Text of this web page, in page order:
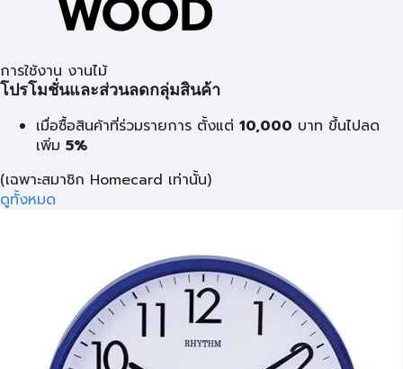
การใช้งาน งานไม้
โปรโมชั่นและส่วนลดกลุ่มสินค้า
เมื่อซื้อสินค้าที่ร่วมรายการ ตั้งแต่ 10,000 บาท ขึ้นไปลด
เพิ่ม 5%
(เฉพาะสมาชิก Homecard เท่านั้น)
ดูทั้งหมด